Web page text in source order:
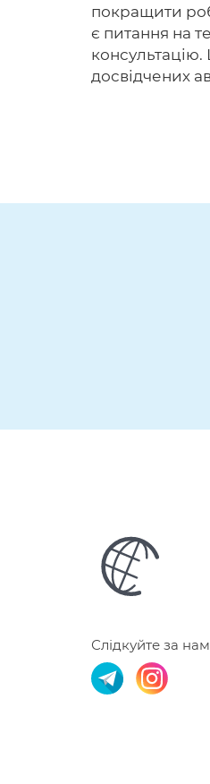
покращити
є питання на
досвідчених
Слідкуйте за